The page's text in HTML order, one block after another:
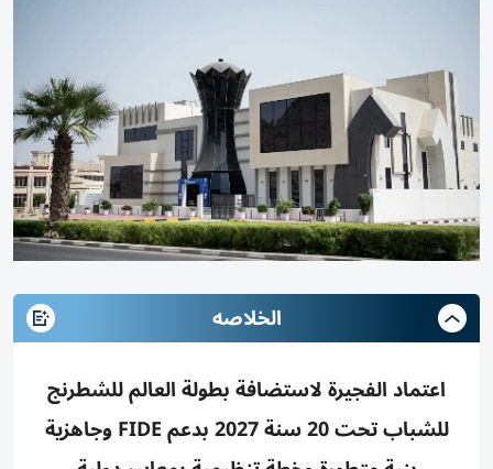
الخلاصه
اعتماد الفجيرة لاستضافة بطولة العالم للشطرنج
للشباب تحت 20 سنة 2027 بدعم FIDE وجاهزية